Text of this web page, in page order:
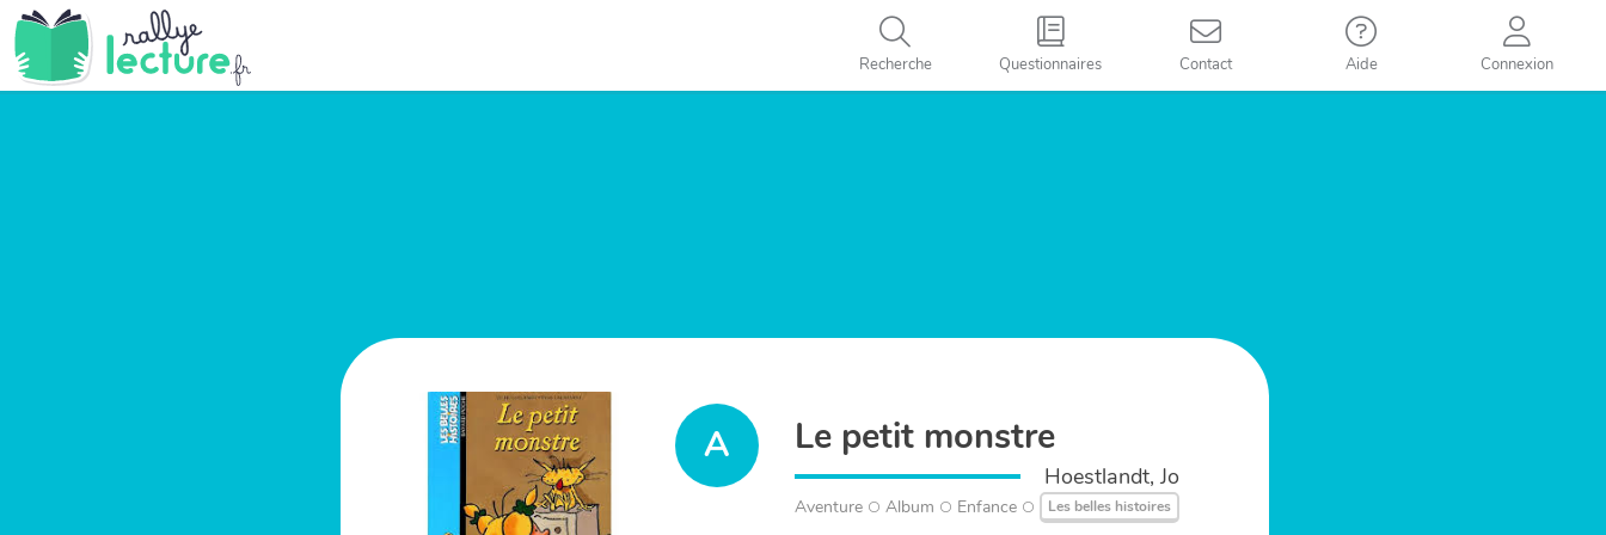
Recherche Questionnaires Contact Aide Connexion
A Le petit monstre
Hoestlandt, Jo
Aventure Album Enfance Les belles histoires